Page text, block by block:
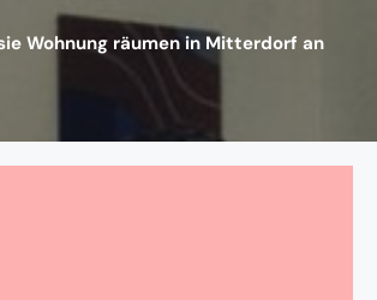
Wohnung räumen in Mitterdorf an